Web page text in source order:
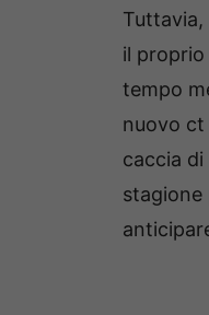
Tuttavia,
il
tempo
nuovo ct
caccia
stagione